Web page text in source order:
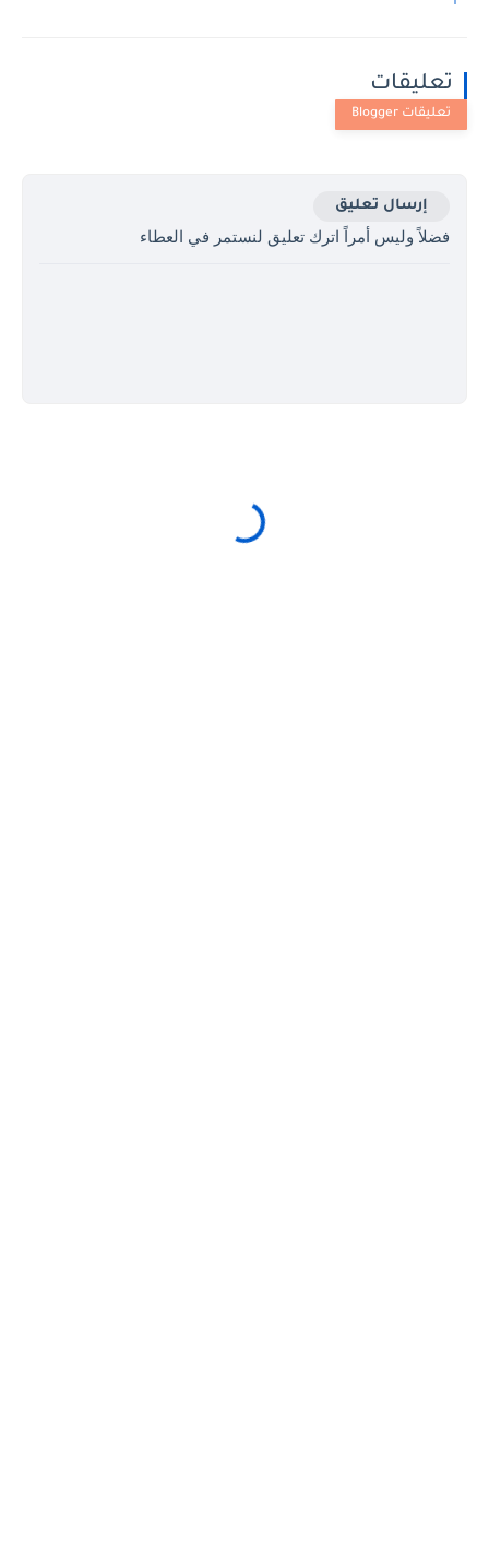
تعليقات
إرسال تعليق
فضلاً وليس أمراً اترك تعليق لنستمر في العطاء